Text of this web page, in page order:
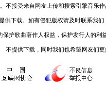
不接受来自网友上传和搜索引擎音乐
供下载。如有侵犯版权请及时联系我
保护歌曲著作人权益，保护发行人的
不提供下载，同时我们也希望网友们